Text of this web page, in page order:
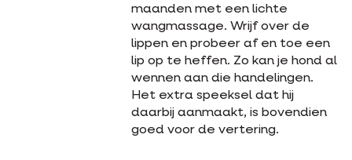
maanden met een lichte
wangmassage. Wrijf over de
lippen en probeer af en toe een
lip op te heffen. Zo kan je hond al
wennen aan die handelingen.
Het extra speeksel dat hij
daarbij aanmaakt, is bovendien
goed voor de vertering.